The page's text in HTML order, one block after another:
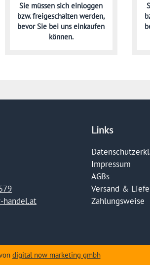
Sie müssen sicheinloggen
bzw. freigeschalten werden,
bevor Sie bei uns einkaufen
können.
handel.at
Links
Impressum
AGBs
Versand &
Zahlungsweise
digital now marketing gmbh